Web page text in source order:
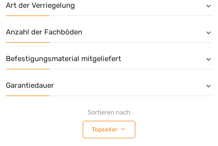
Art der Verriegelung
Anzahl der Fachböden
Befestigungsmaterial mitgeliefert
Garantiedauer
Sortieren nach
Topseller